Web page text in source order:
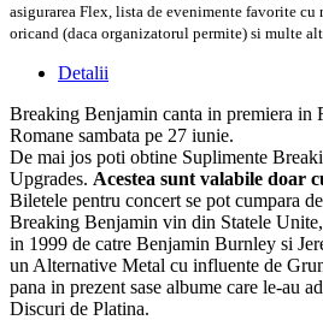
asigurarea Flex, lista de evenimente favorite cu
oricand (daca organizatorul permite) si multe
Detalii
Breaking Benjamin canta in premiera in
Romane sambata pe 27 iunie.
De mai jos poti obtine Suplimente
Upgrades. Acestea sunt valabile doar
Biletele pentru concert se pot cumpara de
Breaking Benjamin vin din Statele
in 1999 de catre Benjamin Burnley si
un Alternative Metal cu influente de
pana in prezent sase albume care le-au
Discuri de Platina.